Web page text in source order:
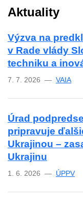
Aktuality
Výzva na
v Rade vlády
techniku a
7. 7. 2026 — VAIA
Úrad
pripravuje
Ukrajinou –
Ukrajinu
1. 6. 2026 — ÚPPV